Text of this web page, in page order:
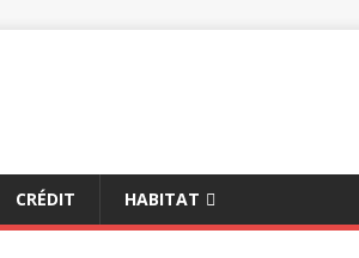
CRÉDIT HABITAT